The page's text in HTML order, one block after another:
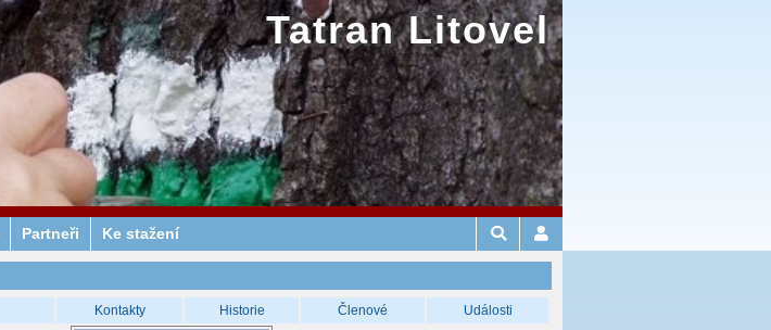
Tatran Litovel
Partneři Ke stažení
Kontakty Historie Členové Události